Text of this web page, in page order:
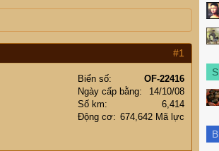
#1
Biển số
OF-22416
Ngày cấp bằng
14/10/08
Số km
6,414
Động cơ
674,642 Mã lực
S
B